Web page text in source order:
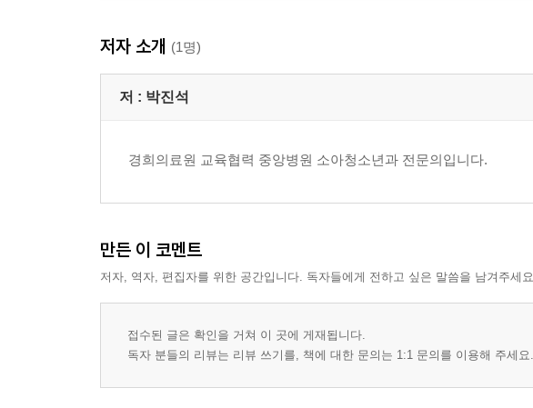
저자 소개 (1명)
저 : 박진석
경희의료원 교육협력 중앙병원 소아청소년과 전문의입니다.
만든 이 코멘트
저자, 역자, 편집자를 위한 공간입니다. 독자들에게 전하고 싶은 말씀을 남겨주세요.
접수된 글은 확인을 거쳐 이 곳에 게재됩니다.
독자 분들의 리뷰는 리뷰 쓰기를, 책에 대한 문의는 1:1 문의를 이용해 주세요.